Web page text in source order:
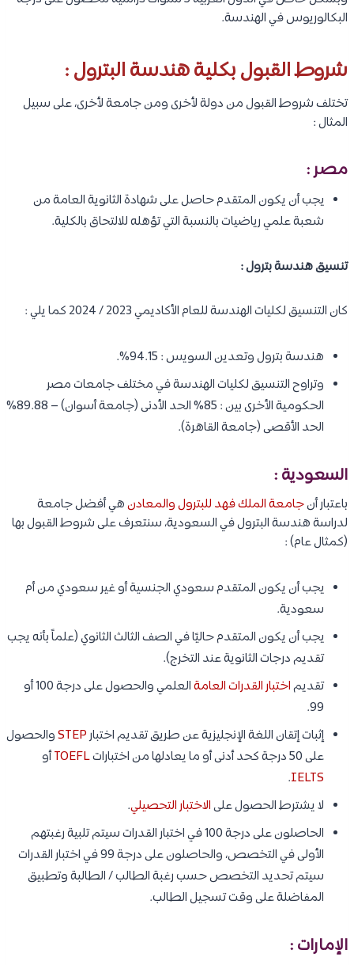
البكالوريوس في الهندسة.
شروط القبول بكلية هندسة البترول :
تختلف شروط القبول من دولة لأخرى ومن جامعة لأخرى، على سبيل
المثال :
مصر :
يجب أن يكون المتقدم حاصل على شهادة الثانوية العامة من
شعبة علمي رياضيات بالنسبة التي تؤهله للالتحاق بالكلية.
تنسيق هندسة بترول :
كان التنسيق لكليات الهندسة للعام الأكاديمي 2023 / 2024 كما يلي :
هندسة بترول وتعدين السويس : 94.15%.
وتراوح التنسيق لكليات الهندسة في مختلف جامعات مصر
الحكومية الأخرى بين : 85% الحد الأدنى (جامعة أسوان) – 89.88%
الحد الأقصى (جامعة القاهرة).
السعودية :
باعتبار أنجامعة الملك فهد للبترول والمعادنهي أفضل جامعة
لدراسة هندسة البترول في السعودية، سنتعرف على شروط القبول بها
(كمثال عام) :
يجب أن يكون المتقدم سعودي الجنسية أو غير سعودي من أم
سعودية.
يجب أن يكون المتقدم حاليًا في الصف الثالث الثانوي (علماً بأنه يجب
تقديم درجات الثانوية عند التخرج).
تقديماختبار القدرات العامة
العلمي والحصول على درجة 100 أو
99.
إثبات إتقان اللغة الإنجليزية عن طريق تقديم اختبارSTEPوالحصول
على 50 درجة كحد أدنى أو ما يعادلها من اختبارات
TOEFLأو
IELTS
.
لا يشترط الحصول علىالاختبار التحصيلي.
الحاصلون على درجة 100 في اختبار القدرات سيتم تلبية رغبتهم
الأولى في التخصص، والحاصلون على درجة 99 في اختبار القدرات
سيتم تحديد التخصص حسب رغبة الطالب / الطالبة وتطبيق
المفاضلة على وقت تسجيل الطالب.
الإمارات :